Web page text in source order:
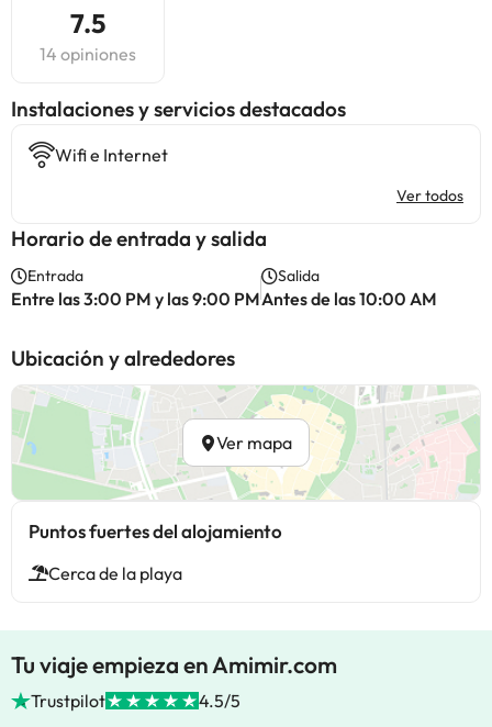
7.5
14 opiniones
Instalaciones y servicios destacados
Wifi e Internet
Ver todos
Horario de entrada y salida
Entrada
Entre las 3:00 PM y las 9:00 PM
Salida
Antes de las 10:00 AM
Ubicación y alrededores
Ver mapa
Puntos fuertes del alojamiento
Cerca de la playa
Tu viaje empieza en Amimir.com
Trustpilot 4.5/5